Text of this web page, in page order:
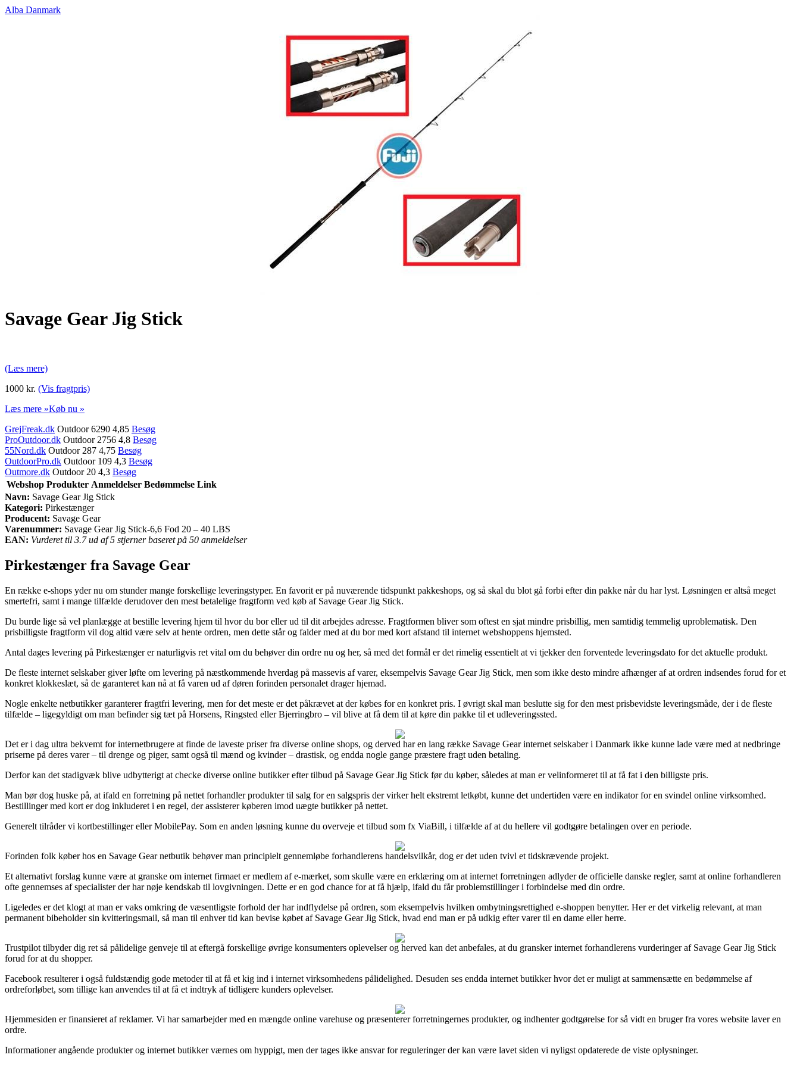
Alba Danmark
Savage Gear Jig Stick
(Læs mere)
1000 kr. (Vis fragtpris)
Læs mere »Køb nu »
GrejFreak.dk Outdoor 6290 4,85 Besøg
ProOutdoor.dk Outdoor 2756 4,8 Besøg
55Nord.dk Outdoor 287 4,75 Besøg
OutdoorPro.dk Outdoor 109 4,3 Besøg
Outmore.dk Outdoor 20 4,3 Besøg
Webshop Produkter Anmeldelser Bedømmelse Link
Navn: Savage Gear Jig Stick
Kategori: Pirkestænger
Producent: Savage Gear
Varenummer: Savage Gear Jig Stick-6,6 Fod 20 – 40 LBS
EAN: Vurderet til 3.7 ud af 5 stjerner baseret på 50 anmeldelser
Pirkestænger fra Savage Gear
En række e-shops yder nu om stunder mange forskellige leveringstyper. En favorit er på nuværende tidspunkt pakkeshops, og så skal du blot gå forbi efter din pakke når du har lyst. Løsningen er altså meget
smertefri, samt i mange tilfælde derudover den mest betalelige fragtform ved køb af Savage Gear Jig Stick.
Du burde lige så vel planlægge at bestille levering hjem til hvor du bor eller ud til dit arbejdes adresse. Fragtformen bliver som oftest en sjat mindre prisbillig, men samtidig temmelig uproblematisk. Den
prisbilligste fragtform vil dog altid være selv at hente ordren, men dette står og falder med at du bor med kort afstand til internet webshoppens hjemsted.
Antal dages levering på Pirkestænger er naturligvis ret vital om du behøver din ordre nu og her, så med det formål er det rimelig essentielt at vi tjekker den forventede leveringsdato for det aktuelle produkt.
De fleste internet selskaber giver løfte om levering på næstkommende hverdag på massevis af varer, eksempelvis Savage Gear Jig Stick, men som ikke desto mindre afhænger af at ordren indsendes forud for et
konkret klokkeslæt, så de garanteret kan nå at få varen ud af døren forinden personalet drager hjemad.
Nogle enkelte netbutikker garanterer fragtfri levering, men for det meste er det påkrævet at der købes for en konkret pris. I øvrigt skal man beslutte sig for den mest prisbevidste leveringsmåde, der i de fleste
tilfælde – ligegyldigt om man befinder sig tæt på Horsens, Ringsted eller Bjerringbro – vil blive at få dem til at køre din pakke til et udleveringssted.
Det er i dag ultra bekvemt for internetbrugere at finde de laveste priser fra diverse online shops, og derved har en lang række Savage Gear internet selskaber i Danmark ikke kunne lade være med at nedbringe
priserne på deres varer – til drenge og piger, samt også til mænd og kvinder – drastisk, og endda nogle gange præstere fragt uden betaling.
Derfor kan det stadigvæk blive udbytterigt at checke diverse online butikker efter tilbud på Savage Gear Jig Stick før du køber, således at man er velinformeret til at få fat i den billigste pris.
Man bør dog huske på, at ifald en forretning på nettet forhandler produkter til salg for en salgspris der virker helt ekstremt letkøbt, kunne det undertiden være en indikator for en svindel online virksomhed.
Bestillinger med kort er dog inkluderet i en regel, der assisterer køberen imod uægte butikker på nettet.
Generelt tilråder vi kortbestillinger eller MobilePay. Som en anden løsning kunne du overveje et tilbud som fx ViaBill, i tilfælde af at du hellere vil godtgøre betalingen over en periode.
Forinden folk køber hos en Savage Gear netbutik behøver man principielt gennemløbe forhandlerens handelsvilkår, dog er det uden tvivl et tidskrævende projekt.
Et alternativt forslag kunne være at granske om internet firmaet er medlem af e-mærket, som skulle være en erklæring om at internet forretningen adlyder de officielle danske regler, samt at online forhandleren
ofte gennemses af specialister der har nøje kendskab til lovgivningen. Dette er en god chance for at få hjælp, ifald du får problemstillinger i forbindelse med din ordre.
Ligeledes er det klogt at man er vaks omkring de væsentligste forhold der har indflydelse på ordren, som eksempelvis hvilken ombytningsrettighed e-shoppen benytter. Her er det virkelig relevant, at man
permanent bibeholder sin kvitteringsmail, så man til enhver tid kan bevise købet af Savage Gear Jig Stick, hvad end man er på udkig efter varer til en dame eller herre.
Trustpilot tilbyder dig ret så pålidelige genveje til at eftergå forskellige øvrige konsumenters oplevelser og herved kan det anbefales, at du gransker internet forhandlerens vurderinger af Savage Gear Jig Stick
forud for at du shopper.
Facebook resulterer i også fuldstændig gode metoder til at få et kig ind i internet virksomhedens pålidelighed. Desuden ses endda internet butikker hvor det er muligt at sammensætte en bedømmelse af
ordreforløbet, som tillige kan anvendes til at få et indtryk af tidligere kunders oplevelser.
Hjemmesiden er finansieret af reklamer. Vi har samarbejder med en mængde online varehuse og præsenterer forretningernes produkter, og indhenter godtgørelse for så vidt en bruger fra vores website laver en
ordre.
Informationer angående produkter og internet butikker værnes om hyppigt, men der tages ikke ansvar for reguleringer der kan være lavet siden vi nyligst opdaterede de viste oplysninger.